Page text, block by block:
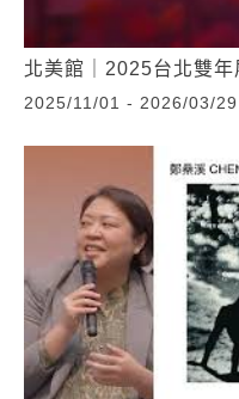
北美館｜2025台北雙年
2025/11/01 - 2026/03/29